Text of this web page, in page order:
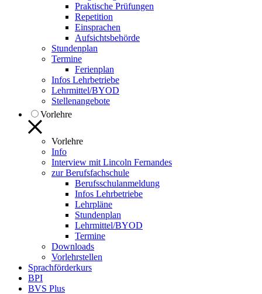
Praktische Prüfungen
Repetition
Einsprachen
Aufsichtsbehörde
Stundenplan
Termine
Ferienplan
Infos Lehrbetriebe
Lehrmittel/BYOD
Stellenangebote
Vorlehre
Vorlehre
Info
Interview mit Lincoln Fernandes
zur Berufsfachschule
Berufsschulanmeldung
Infos Lehrbetriebe
Lehrpläne
Stundenplan
Lehrmittel/BYOD
Termine
Downloads
Vorlehrstellen
Sprachförderkurs
BPI
BVS Plus